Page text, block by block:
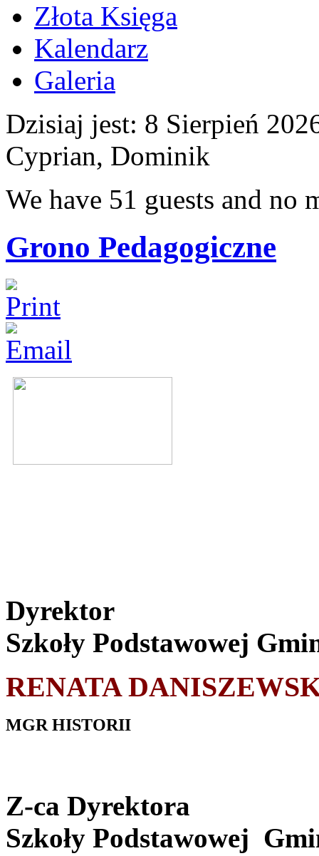
Złota Księga
Kalendarz
Galeria
Dzisiaj jest: 8 Sierpień
Cyprian, Dominik
We have 51 guests and no
Grono Pedagogiczne
Dyrektor
Szkoły Podstawowej
RENATA
MGR HISTORII
Z-ca Dyrektora
Szkoły Podstawowej